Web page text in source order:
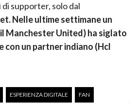
supporter, solo dal
Nelle ultime settimane un
Manchester United) ha siglato
con un partner indiano (Hcl
ESPERIENZA DIGITALE FAN